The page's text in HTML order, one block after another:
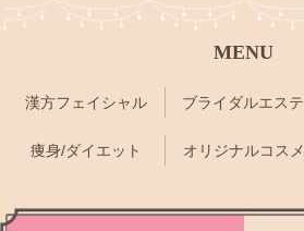
MENU
漢方フェイシャル ブライダルエステ
痩身/ダイエット オリジナルコスメ